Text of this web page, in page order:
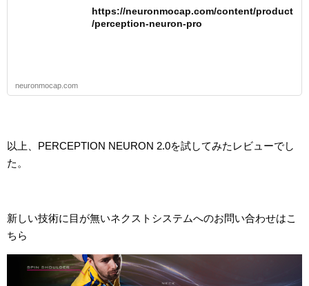
https://neuronmocap.com/content/product
/perception-neuron-pro
neuronmocap.com
以上、PERCEPTION NEURON 2.0を試してみたレビューでし
た。
新しい技術に目が無いネクストシステムへのお問い合わせはこ
ちら